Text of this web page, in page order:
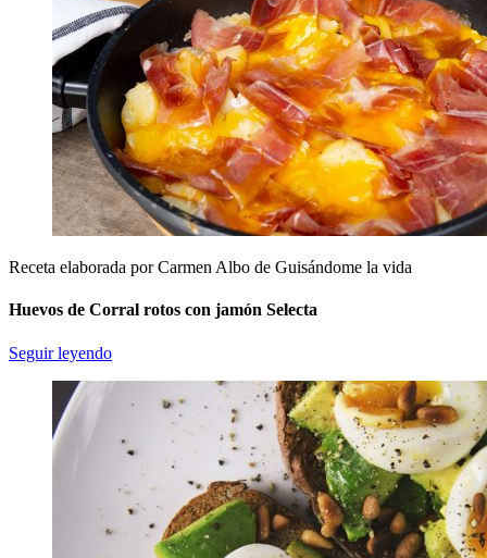
Receta elaborada por Carmen Albo de Guisándome la vida
Huevos de Corral rotos con jamón Selecta
Seguir leyendo